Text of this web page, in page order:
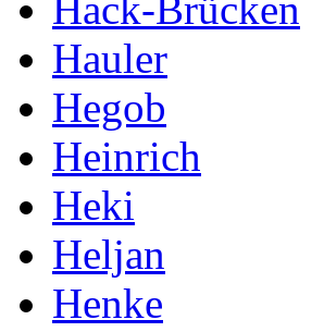
Hauler
Hegob
Heinrich
Heki
Heljan
Henke